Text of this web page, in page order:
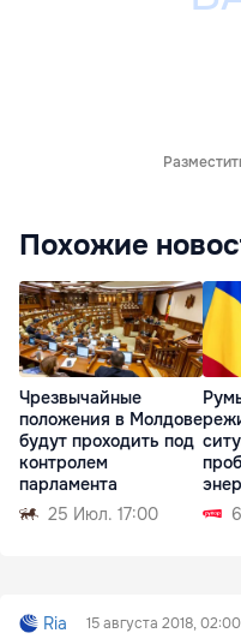
Похожие
Чрезвычайные
положения в Молдове
будут проходить под
контролем
парламента
25 Июл. 17:00
Ria 15 августа 2018, 02:00